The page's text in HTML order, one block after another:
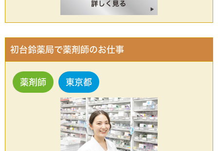
初台鈴薬局で薬剤師のお仕事
薬剤師 東京都